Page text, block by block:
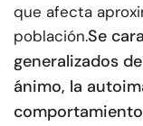
que afecta
población.Se
generalizados
ánimo, la